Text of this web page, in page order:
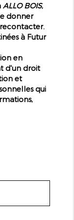
ALLO BOIS,
donner
à Futur
en
d'un droit
et
qui